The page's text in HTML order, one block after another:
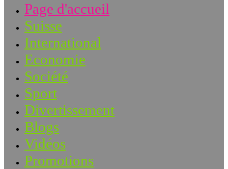
Page d'accueil
Suisse
International
Economie
Société
Sport
Divertissement
Blogs
Vidéos
Promotions